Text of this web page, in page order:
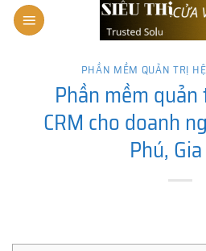
Skip
PHẦN MỀM QUẢN TRỊ
Phần mềm
CRM cho doanh
Phú,